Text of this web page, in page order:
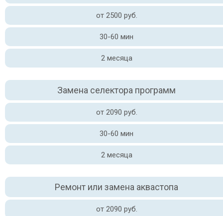
от 2500 руб.
30-60 мин
2 месяца
Замена селектора программ
от 2090 руб.
30-60 мин
2 месяца
Ремонт или замена аквастопа
от 2090 руб.